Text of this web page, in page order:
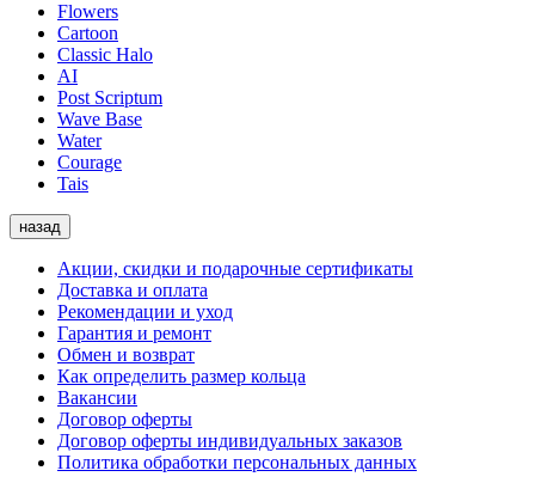
Flowers
Cartoon
Classic Halo
AI
Post Scriptum
Wave Base
Water
Courage
Tais
назад
Акции, скидки и подарочные сертификаты
Доставка и оплата
Рекомендации и уход
Гарантия и ремонт
Обмен и возврат
Как определить размер кольца
Вакансии
Договор оферты
Договор оферты индивидуальных заказов
Политика обработки персональных данных